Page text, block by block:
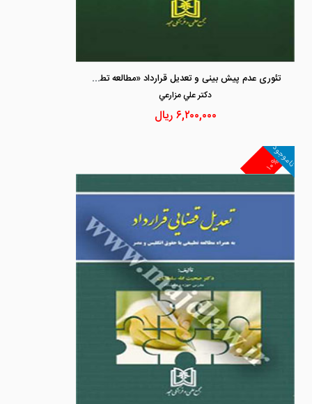
تئوری عدم پیش بینی و تعدیل قرارداد «مطالعه تطبیقی در حقوق ایران، انگلیس و آمریکا»
دكتر علي مزارعي
۶,۲۰۰,۰۰۰ریال
۱۰%
ناموجود